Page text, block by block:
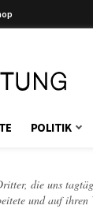
POLITIK
die uns
und auf